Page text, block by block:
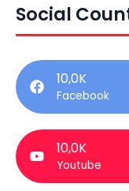
Social
10,0K
Facebook
10,0K
Youtube